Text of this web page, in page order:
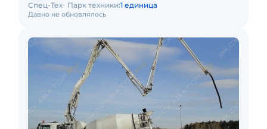
Давно не обновлялось
Спец-Тех Парк техники:1 единица